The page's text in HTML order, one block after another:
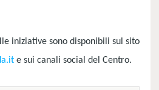
iniziative sono disponibili sul sito
e sui canali social del Centro.